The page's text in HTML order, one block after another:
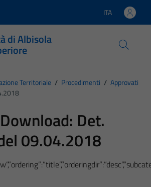
Lingua attiva:
ITA
di Albisola
Territoriale / Procedimenti / Approvati
Det.
09.04.2018